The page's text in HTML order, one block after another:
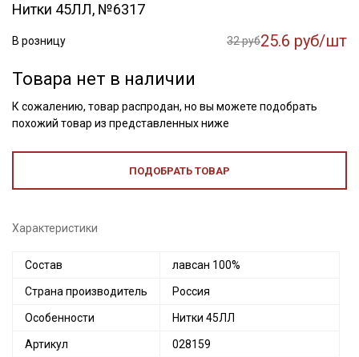
Нитки 45ЛЛ, №6317
В розницу 32 руб25.6 руб/шт
Товара нет в наличии
К сожалению, товар распродан, но вы можете подобрать
похожий товар из представленных ниже
ПОДОБРАТЬ ТОВАР
Характеристики
Состав лавсан 100%
Страна производитель Россия
Особенности Нитки 45ЛЛ
Артикул 028159
Секретная рассылка от Купава
промокоды и скидки до 30% на узкие